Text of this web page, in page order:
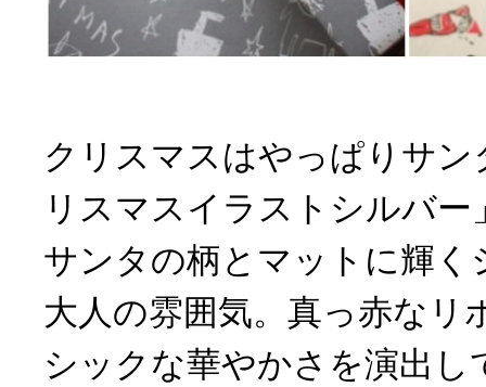
クリスマスはやっぱりサン
リスマスイラストシルバ
サンタの柄とマットに輝く
大人の雰囲気。真っ赤なリ
シックな華やかさを演出し